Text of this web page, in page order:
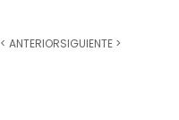
< ANTERIORSIGUIENTE >